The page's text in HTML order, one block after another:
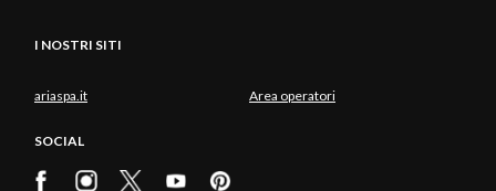
I NOSTRI SITI
ariaspa.it Area operatori
SOCIAL